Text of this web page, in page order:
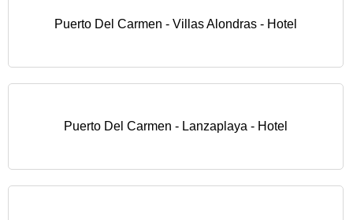
Puerto Del Carmen - Villas Alondras - Hotel
Puerto Del Carmen - Lanzaplaya - Hotel